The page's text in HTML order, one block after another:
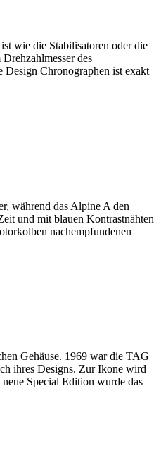
wie die Stabilisatoren oder die
des
Design Chronographen ist exakt
während das Alpine A den
und mit blauen Kontrastnähten
nachempfundenen
Gehäuse. 1969 war die TAG
ihres Designs. Zur Ikone wird
Special Edition wurde das